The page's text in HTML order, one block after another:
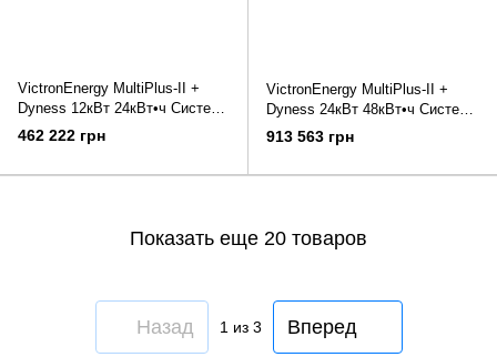
VictronEnergy MultiPlus-II +
Dyness 12кВт 24кВт•ч Система
бесперебойного питания
трехфазная
462 222 грн
VictronEnergy MultiPlus-II +
Dyness 24кВт 48кВт•ч Система
бесперебойного питания
трехфазная
913 563 грн
Показать еще 20 товаров
Назад 1из 3 Вперед